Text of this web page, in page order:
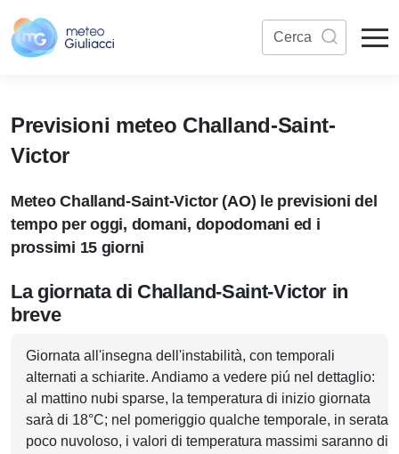
Previsioni meteo Challand-Saint-
Victor
Meteo Challand-Saint-Victor (AO) le previsioni del
tempo per oggi, domani, dopodomani ed i
prossimi 15 giorni
La giornata di Challand-Saint-Victor in
breve
Giornata all'insegna dell'instabilità, con temporali
alternati a schiarite. Andiamo a vedere piú nel dettaglio:
al mattino nubi sparse, la temperatura di inizio giornata
sarà di 18°C; nel pomeriggio qualche temporale, in serata
poco nuvoloso, i valori di temperatura massimi saranno di